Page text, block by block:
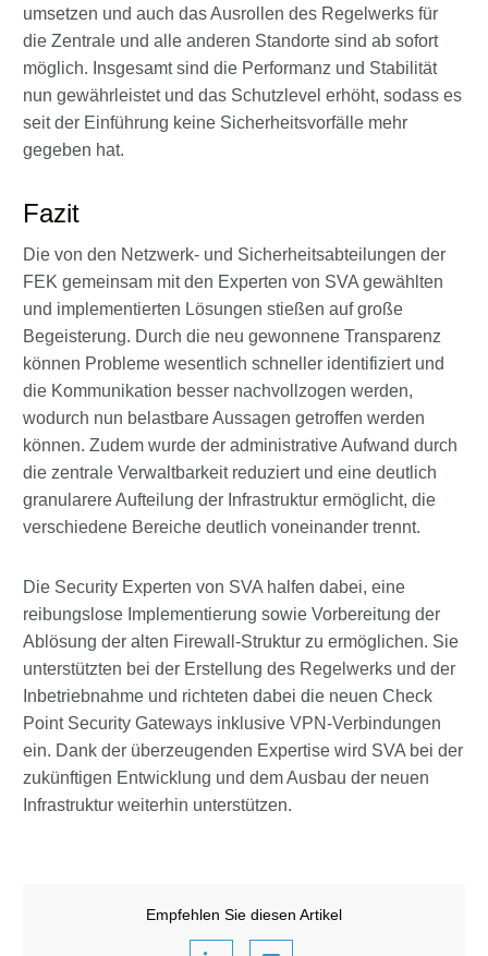
umsetzen und auch das Ausrollen des Regelwerks für
die Zentrale und alle anderen Standorte sind ab sofort
möglich. Insgesamt sind die Performanz und Stabilität
nun gewährleistet und das Schutzlevel erhöht, sodass es
seit der Einführung keine Sicherheitsvorfälle mehr
gegeben hat.
Fazit
Die von den Netzwerk- und Sicherheitsabteilungen der
FEK gemeinsam mit den Experten von SVA gewählten
und implementierten Lösungen stießen auf große
Begeisterung. Durch die neu gewonnene Transparenz
können Probleme wesentlich schneller identifiziert und
die Kommunikation besser nachvollzogen werden,
wodurch nun belastbare Aussagen getroffen werden
können. Zudem wurde der administrative Aufwand durch
die zentrale Verwaltbarkeit reduziert und eine deutlich
granularere Aufteilung der Infrastruktur ermöglicht, die
verschiedene Bereiche deutlich voneinander trennt.
Die Security Experten von SVA halfen dabei, eine
reibungslose Implementierung sowie Vorbereitung der
Ablösung der alten Firewall-Struktur zu ermöglichen. Sie
unterstützten bei der Erstellung des Regelwerks und der
Inbetriebnahme und richteten dabei die neuen Check
Point Security Gateways inklusive VPN-Verbindungen
ein. Dank der überzeugenden Expertise wird SVA bei der
zukünftigen Entwicklung und dem Ausbau der neuen
Infrastruktur weiterhin unterstützen.
Empfehlen Sie diesen Artikel